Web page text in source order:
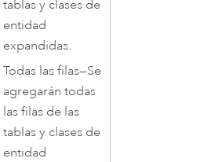
tablas y clases de
entidad
expandidas.
Todas las filas—Se
agregarán todas
las filas de las
tablas y clases de
entidad